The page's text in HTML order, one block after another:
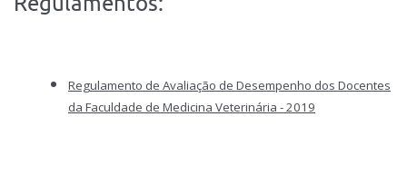
Regulamento de Avaliação de Desempenho dos Docentes
da Faculdade de Medicina Veterinária - 2019